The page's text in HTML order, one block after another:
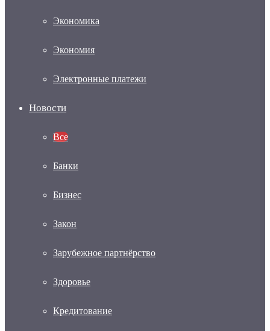
Экономика
Экономия
Электронные платежи
Новости
Все
Банки
Бизнес
Закон
Зарубежное партнёрство
Здоровье
Кредитование